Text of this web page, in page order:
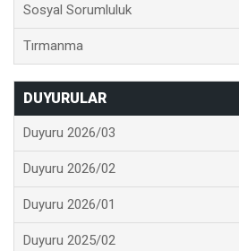
Sosyal Sorumluluk
Tırmanma
DUYURULAR
Duyuru 2026/03
Duyuru 2026/02
Duyuru 2026/01
Duyuru 2025/02